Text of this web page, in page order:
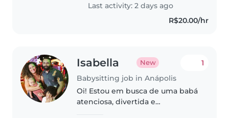
Last activity: 2 days ago
R$20.00/hr
Isabella New
Babysitting job in Anápolis
1
Oi! Estou em busca de uma babá
atenciosa, divertida e